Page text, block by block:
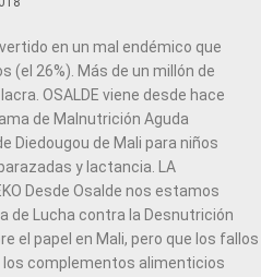
en un mal endémico que
(el 26%). Más de un millón de
OSALDE viene desde hace
de Malnutrición Aguda
Diedougou de Mali para niños
y lactancia. LA
Desde Osalde nos estamos
de Lucha contra la Desnutrición
el papel en Mali, pero que los fallos
complementos alimenticios